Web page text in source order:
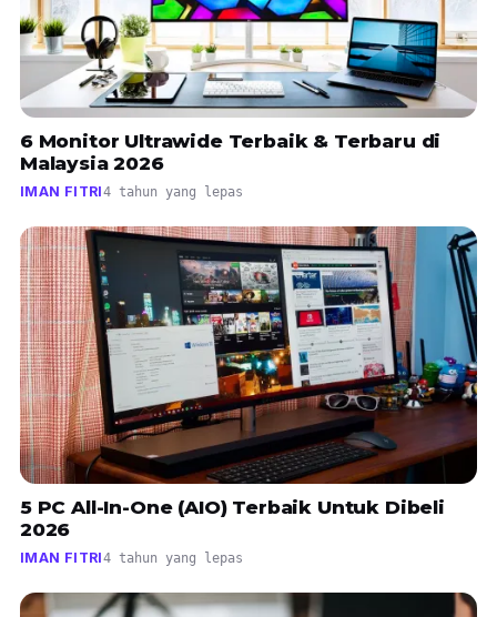
6 Monitor Ultrawide Terbaik & Terbaru di
Malaysia 2026
IMAN FITRI4 tahun yang lepas
5 PC All-In-One (AIO) Terbaik Untuk Dibeli
2026
IMAN FITRI4 tahun yang lepas